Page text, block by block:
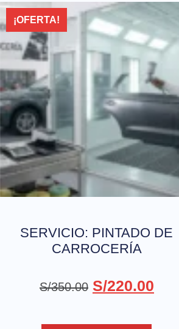
¡OFERTA!
SERVICIO: PINTADO DE
CARROCERÍA
S/350.00 S/220.00